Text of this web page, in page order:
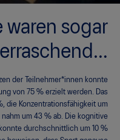
waren sogar
der Teilnehmer*innen konnte
von 75 % erzielt werden. Das
die Konzentrationsfähigkeit um
um 43 % ab. Die kognitive
durchschnittlich um 10 %